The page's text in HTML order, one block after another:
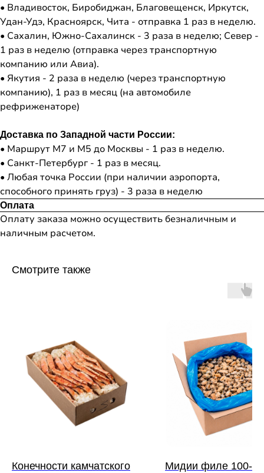
• Владивосток, Биробиджан, Благовещенск, Иркутск,
Удан-Удэ, Красноярск, Чита - отправка 1 раз в неделю.
• Сахалин, Южно-Сахалинск - 3 раза в неделю; Север -
1 раз в неделю (отправка через транспортную
компанию или Авиа).
• Якутия - 2 раза в неделю (через транспортную
компанию), 1 раз в месяц (на автомобиле
рефриженаторе)
Доставка по Западной части России:
• Маршрут М7 и М5 до Москвы - 1 раз в неделю.
• Санкт-Петербург - 1 раз в месяц.
• Любая точка России (при наличии аэропорта,
способного принять груз) - 3 раза в неделю
Оплата
Оплату заказа можно осуществить безналичным и
наличным расчетом.
Смотрите также
Конечности камчатского
Мидии филе 100-